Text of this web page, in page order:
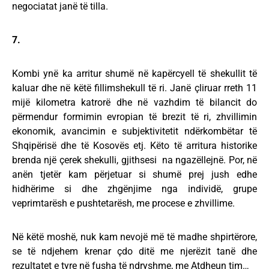
negociatat janë të tilla.
7.
Kombi ynë ka arritur shumë në kapërcyell të shekullit të
kaluar dhe në këtë fillimshekull të ri. Janë çliruar rreth 11
mijë kilometra katrorë dhe në vazhdim të bilancit do
përmendur formimin evropian të brezit të ri, zhvillimin
ekonomik, avancimin e subjektivitetit ndërkombëtar të
Shqipërisë dhe të Kosovës etj. Këto të arritura historike
brenda një çerek shekulli, gjithsesi na ngazëllejnë. Por, në
anën tjetër kam përjetuar si shumë prej jush edhe
hidhërime si dhe zhgënjime nga individë, grupe
veprimtarësh e pushtetarësh, me procese e zhvillime.
Në këtë moshë, nuk kam nevojë më të madhe shpirtërore,
se të ndjehem krenar çdo ditë me njerëzit tanë dhe
rezultatet e tyre në fusha të ndryshme, me Atdheun tim…